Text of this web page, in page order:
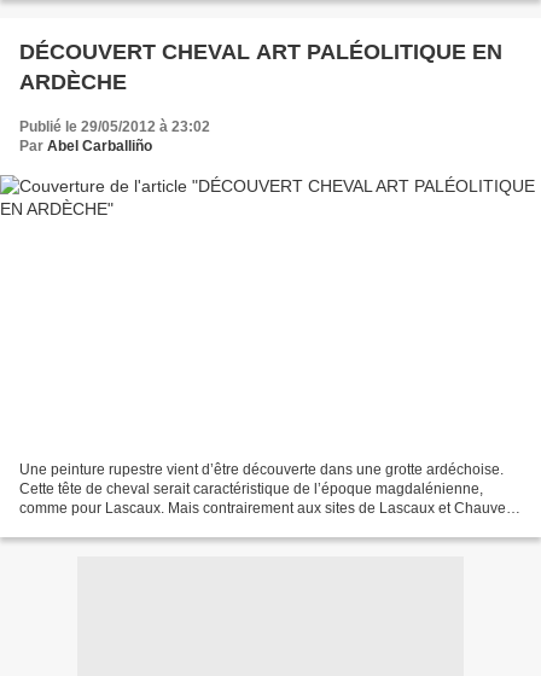
DÉCOUVERT CHEVAL ART PALÉOLITIQUE EN
ARDÈCHE
Publié le 29/05/2012 à 23:02
Par Abel Carballiño
Une peinture rupestre vient d’être découverte dans une grotte ardéchoise.
Cette tête de cheval serait caractéristique de l’époque magdalénienne,
comme pour Lascaux. Mais contrairement aux sites de Lascaux et Chauvet,